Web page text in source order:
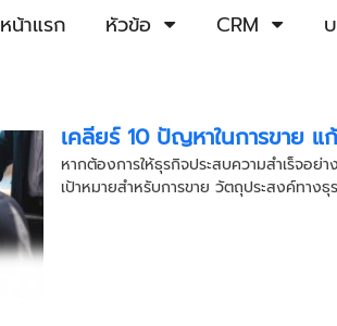
หน้าแรก หัวข้อ CRM
เคลียร์ 10 ปัญหาในการขาย
หากต้องการให้ธุรกิจประสบความสำเร็จอ
เป้าหมายสำหรับการขาย วัตถุประสงค์ทางธุ